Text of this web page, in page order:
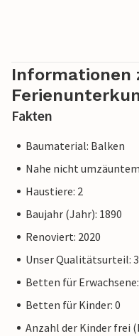
Informationen
Fakten
Baumaterial: Balken
Nahe nicht
Haustiere: 2
Baujahr (Jahr): 1890
Renoviert: 2020
Unser Qualitätsurteil: 3
Betten für
Betten für Kinder: 0
Anzahl der Kinder frei